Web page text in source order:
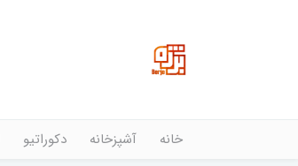
خانه آشپزخانه دکوراتیو